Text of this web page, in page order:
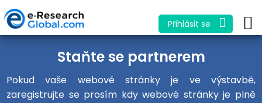
Přihlásit se
Staňte se partnerem
Pokud vaše webové stránky je ve výstavbě,
zaregistrujte se prosím kdy webové stránky je plně